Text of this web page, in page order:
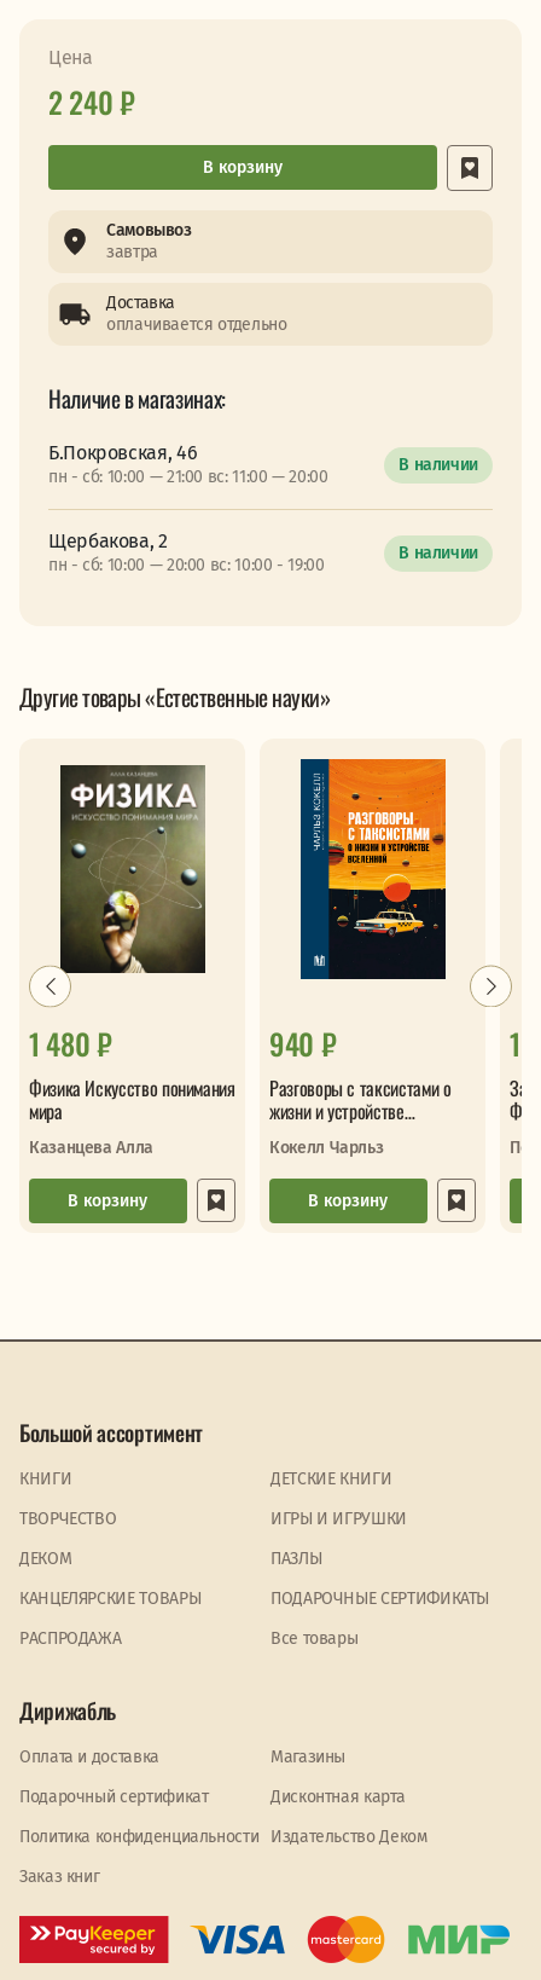
Цена
2 240 ₽
В корзину
Самовывоз
завтра
Доставка
оплачивается отдельно
Наличие в магазинах:
Б.Покровская, 46
пн - сб: 10:00 — 21:00 вс: 11:00 — 20:00
В наличии
Щербакова, 2
пн - сб: 10:00 — 20:00 вс: 10:00 - 19:00
В наличии
Другие товары «Естественные науки»
1 480 ₽
Физика Искусство понимания
мира
Казанцева Алла
В корзину
940 ₽
Разговоры с таксистами о
жизни и устройстве
Вселенной
Кокелл Чарльз
В корзину
1
Большой ассортимент
КНИГИ
ДЕТСКИЕ КНИГИ
ТВОРЧЕСТВО
ИГРЫ И ИГРУШКИ
ДЕКОМ
ПАЗЛЫ
КАНЦЕЛЯРСКИЕ ТОВАРЫ
ПОДАРОЧНЫЕ СЕРТИФИКАТЫ
PАСПРОДАЖА
Все товары
Дирижабль
Оплата и доставка
Магазины
Подарочный сертификат
Дисконтная карта
Политика конфиденциальности
Издательство Деком
Заказ книг